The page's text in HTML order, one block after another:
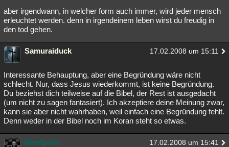
aber irgendwann, in welcher form auch immer, wird jeder mensch
erleuchtet werden. denn in irgendeinem leben wirst du freudig in
den tod gehen.
Samuraiduck 17.02.2008 um 15:11
Interessante Behauptung, aber eine Begründung wäre nicht
schlecht. Nur, dass Jesus wiederkommt, ist keine Begründung.
Du beziehst dich teilweise auf die Bibel, der Rest ist ausgedacht
(um nicht zu sagen fantasiert). Ich akzeptiere deine Meinung zwar,
kann sie aber nicht wahrhaben, weil einfach eine Begründung fehlt.
Denn weder in der Bibel noch im Koran steht so etwas.
Niselprim 17.02.2008 um 15:41